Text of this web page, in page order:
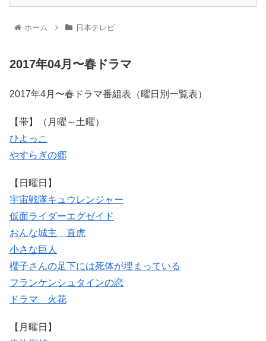
ホーム 日本テレビ
2017年04月〜春ドラマ
2017年4月〜春ドラマ番組表（曜日別一覧表）
【帯】（月曜～土曜）
ひよっこ
やすらぎの郷
【日曜日】
宇宙戦隊キュウレンジャー
仮面ライダーエグゼイド
おんな城主 直虎
小さな巨人
櫻子さんの足下には死体が埋まっている
フランケンシュタインの恋
ドラマ 火花
【月曜日】